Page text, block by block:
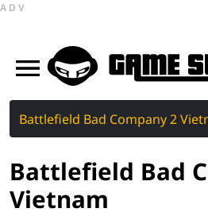
ADV
Battlefield Bad Company 2
Battlefield Bad
Vietnam